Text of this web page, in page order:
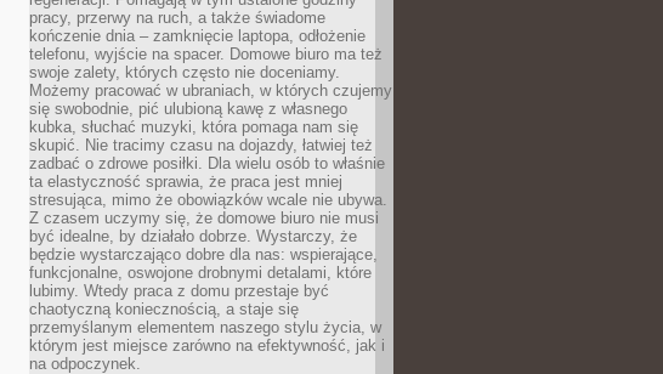
pracy, przerwy na ruch, a także świadome
kończenie dnia – zamknięcie laptopa, odłożenie
telefonu, wyjście na spacer. Domowe biuro ma też
swoje zalety, których często nie doceniamy.
Możemy pracować w ubraniach, w których czujemy
się swobodnie, pić ulubioną kawę z własnego
kubka, słuchać muzyki, która pomaga nam się
skupić. Nie tracimy czasu na dojazdy, łatwiej też
zadbać o zdrowe posiłki. Dla wielu osób to właśnie
ta elastyczność sprawia, że praca jest mniej
stresująca, mimo że obowiązków wcale nie ubywa.
Z czasem uczymy się, że domowe biuro nie musi
być idealne, by działało dobrze. Wystarczy, że
będzie wystarczająco dobre dla nas: wspierające,
funkcjonalne, oswojone drobnymi detalami, które
lubimy. Wtedy praca z domu przestaje być
chaotyczną koniecznością, a staje się
przemyślanym elementem naszego stylu życia, w
którym jest miejsce zarówno na efektywność, jak i
na odpoczynek.